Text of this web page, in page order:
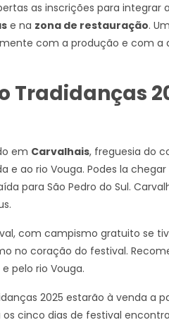
as inscrições para integrar a
e na zona de restauração.
com a produção e com
Tradidanças
em Carvalhais, freguesia do
e ao rio Vouga. Podes la
para São Pedro do Sul.
com campismo gratuito se
no coração do festival.
pelo rio Vouga.
2025 estarão à venda a
os cinco dias de festival